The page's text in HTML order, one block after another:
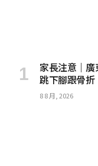
家長注意｜
跳下腳跟骨折
8 8 月, 2026